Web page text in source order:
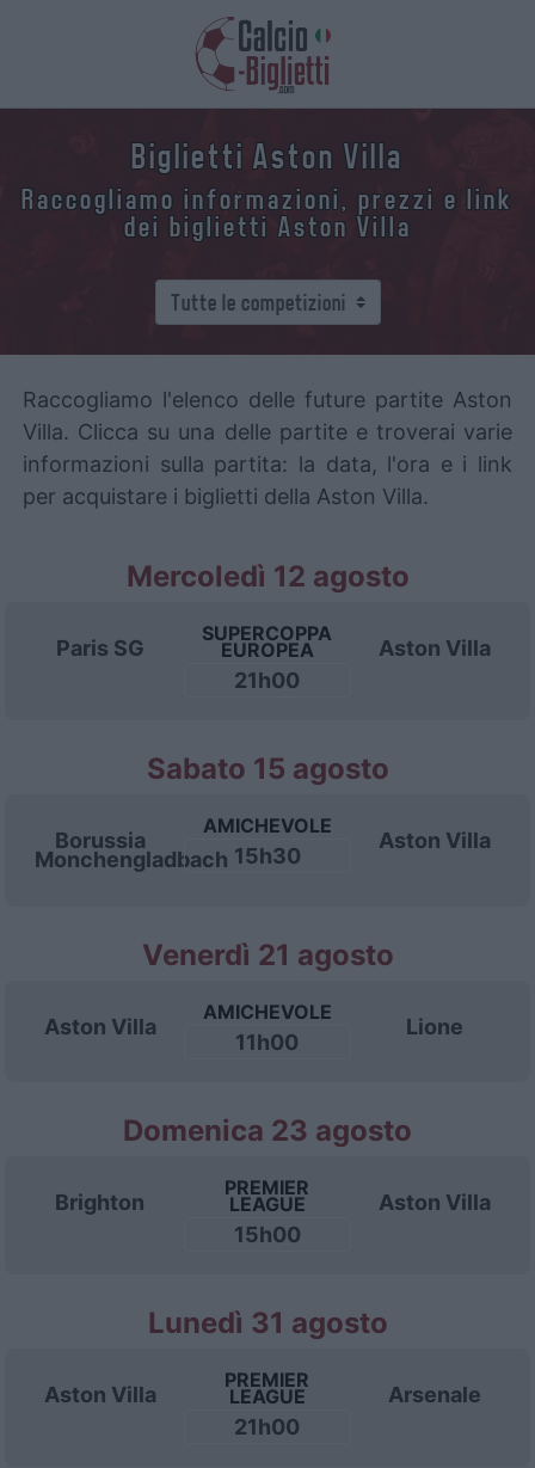
Biglietti Aston Villa
Raccogliamo informazioni, prezzi e link
dei biglietti Aston Villa
Raccogliamo l'elenco delle future partite Aston
Villa. Clicca su una delle partite e troverai varie
informazioni sulla partita: la data, l'ora e i link
per acquistare i biglietti della Aston Villa.
Mercoledì 12 agosto
Paris SG
SUPERCOPPA
EUROPEA
21h00
Aston Villa
Sabato 15 agosto
Borussia
Monchengladbach
AMICHEVOLE
15h30
Aston Villa
Venerdì 21 agosto
Aston Villa
AMICHEVOLE
11h00
Lione
Domenica 23 agosto
Brighton
PREMIER
LEAGUE
15h00
Aston Villa
Lunedì 31 agosto
Aston Villa
PREMIER
LEAGUE
21h00
Arsenale